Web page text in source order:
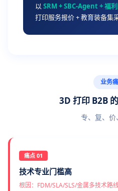
以 SRM + SBC-Agent + 福
打印服务报价 + 教育装备集
业务
3D 打印 B2B
专、复、
痛点 01
技术专业门槛高
根因：FDM/SLA/SLS/金属多技术路